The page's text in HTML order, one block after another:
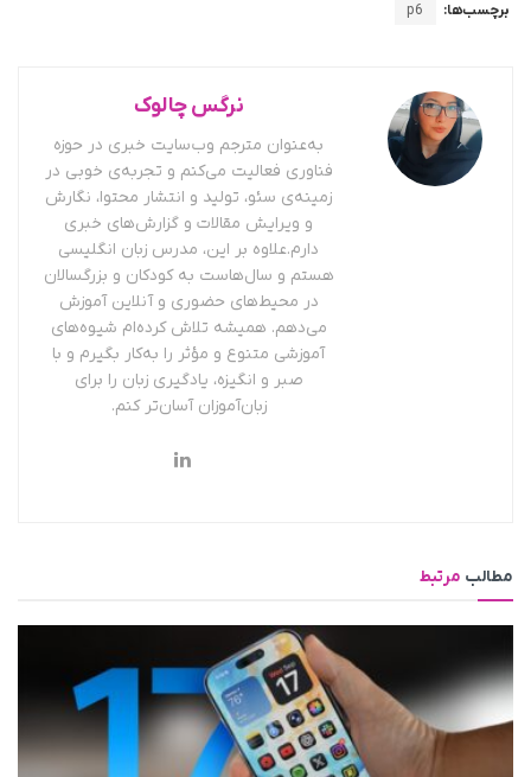
برچسب‌ها: p6
نرگس چالوک
به‌عنوان مترجم وب‌سایت خبری در حوزه
فناوری فعالیت می‌کنم و تجربه‌ی خوبی در
زمینه‌ی سئو، تولید و انتشار محتوا، نگارش
و ویرایش مقالات و گزارش‌های خبری
دارم.علاوه بر این، مدرس زبان انگلیسی
هستم و سال‌هاست به کودکان و بزرگسالان
در محیط‌های حضوری و آنلاین آموزش
می‌دهم. همیشه تلاش کرده‌ام شیوه‌های
آموزشی متنوع و مؤثر را به‌کار بگیرم و با
صبر و انگیزه، یادگیری زبان را برای
زبان‌آموزان آسان‌تر کنم.
مطالب مرتبط